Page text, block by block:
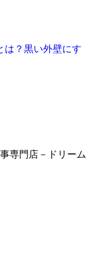
は？黒い外壁にす
専門店－ドリーム